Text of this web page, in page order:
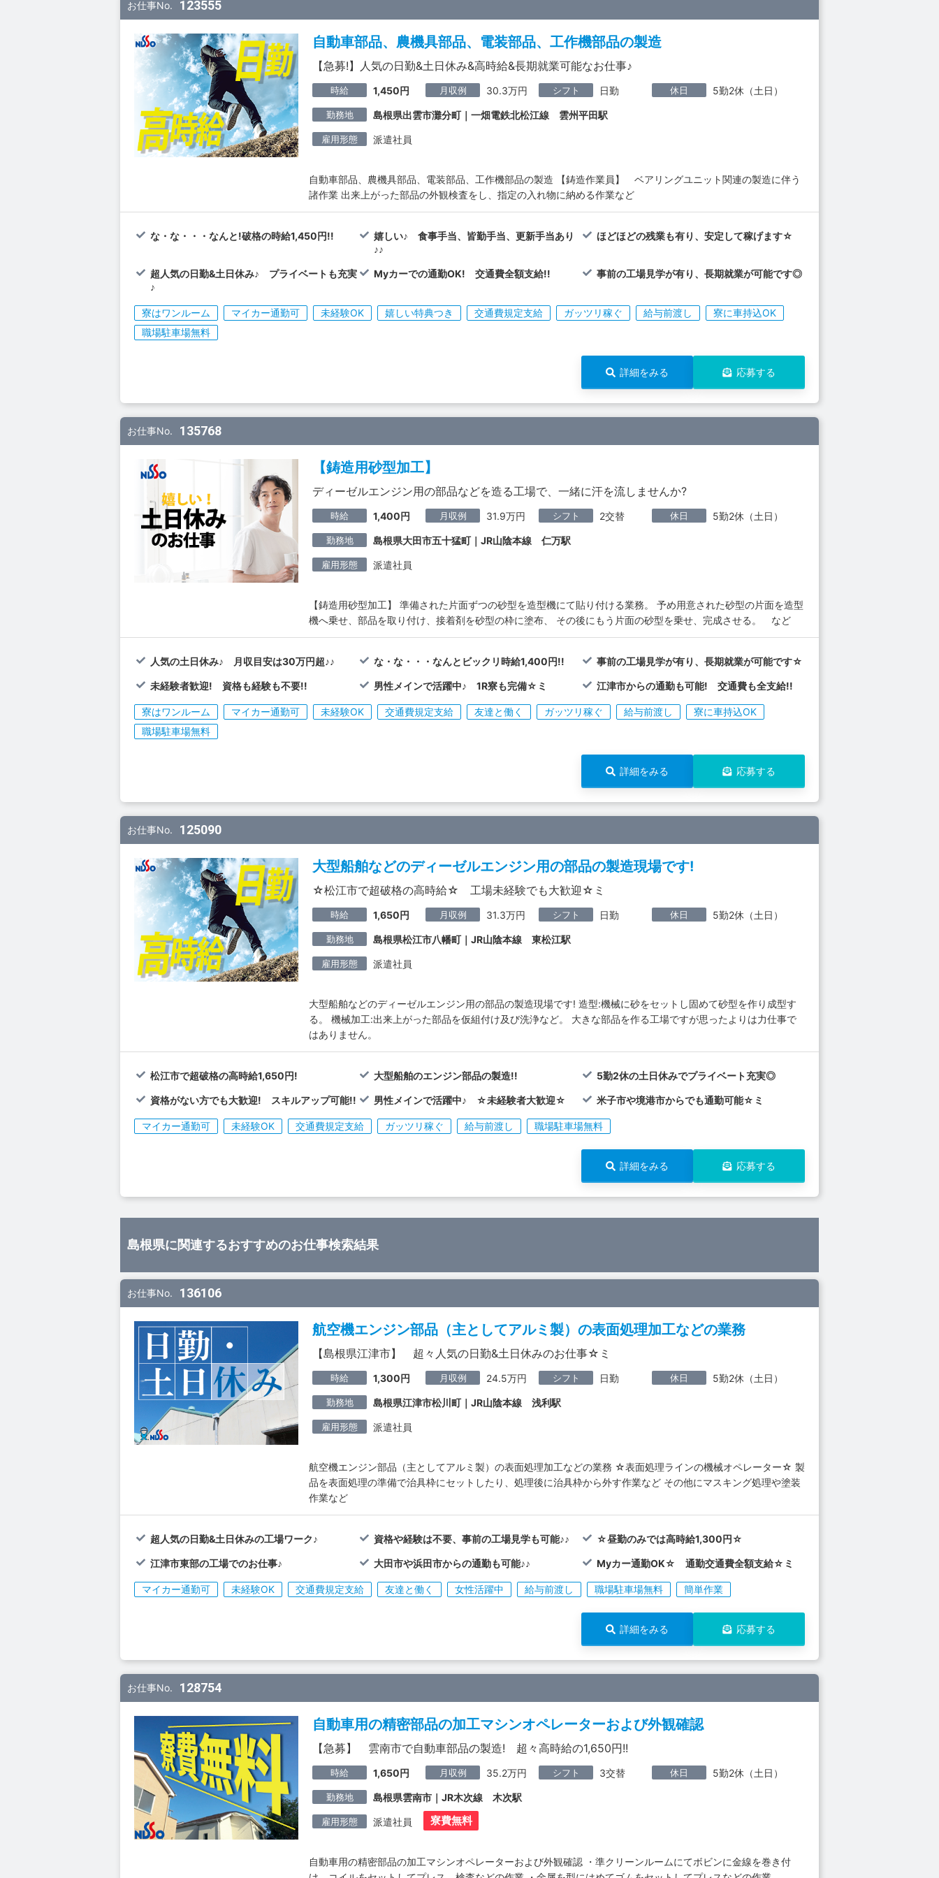
お仕事No. 123555
自動車部品、農機具部品、電装部品、工作機部品の製造
【急募!】人気の日勤&土日休み&高時給&長期就業可能なお仕事♪
時給 1,450円 月収例 30.3万円 シフト 日勤 休日 5勤2休（土日）
勤務地 島根県出雲市灘分町｜一畑電鉄北松江線 雲州平田駅
雇用形態 派遣社員
自動車部品、農機具部品、電装部品、工作機部品の製造 【鋳造作業員】 ベアリングユニット関連の製造に伴う
諸作業 出来上がった部品の外観検査をし、指定の入れ物に納める作業など
な・な・・・なんと!破格の時給1,450円!!
嬉しい♪ 食事手当、皆勤手当、更新手当あり
♪♪
ほどほどの残業も有り、安定して稼げます☆
超人気の日勤&土日休み♪ プライベートも充実
♪
Myカーでの通勤OK! 交通費全額支給!! 事前の工場見学が有り、長期就業が可能です◎
寮はワンルーム マイカー通勤可 未経験OK 嬉しい特典つき 交通費規定支給 ガッツリ稼ぐ 給与前渡し
寮に車持込OK
職場駐車場無料
詳細をみる 応募する
お仕事No. 135768
【鋳造用砂型加工】
ディーゼルエンジン用の部品などを造る工場で、一緒に汗を流しませんか?
時給 1,400円 月収例 31.9万円 シフト 2交替 休日 5勤2休（土日）
勤務地 島根県大田市五十猛町｜JR山陰本線 仁万駅
雇用形態 派遣社員
【鋳造用砂型加工】 準備された片面ずつの砂型を造型機にて貼り付ける業務。 予め用意された砂型の片面を造型
機へ乗せ、部品を取り付け、接着剤を砂型の枠に塗布、 その後にもう片面の砂型を乗せ、完成させる。 など
人気の土日休み♪ 月収目安は30万円超♪♪ な・な・・・なんとビックリ時給1,400円!! 事前の工場見学が有り、長期就業が可能です☆
未経験者歓迎! 資格も経験も不要!! 男性メインで活躍中♪ 1R寮も完備☆ミ 江津市からの通勤も可能! 交通費も全支給!!
寮はワンルーム マイカー通勤可 未経験OK 交通費規定支給 友達と働く ガッツリ稼ぐ 給与前渡し
寮に車持込OK
職場駐車場無料
詳細をみる 応募する
お仕事No. 125090
大型船舶などのディーゼルエンジン用の部品の製造現場です!
☆松江市で超破格の高時給☆ 工場未経験でも大歓迎☆ミ
時給 1,650円 月収例 31.3万円 シフト 日勤 休日 5勤2休（土日）
勤務地 島根県松江市八幡町｜JR山陰本線 東松江駅
雇用形態 派遣社員
大型船舶などのディーゼルエンジン用の部品の製造現場です! 造型:機械に砂をセットし固めて砂型を作り成型す
る。 機械加工:出来上がった部品を仮組付け及び洗浄など。 大きな部品を作る工場ですが思ったよりは力仕事で
はありません。
松江市で超破格の高時給1,650円! 大型船舶のエンジン部品の製造!! 5勤2休の土日休みでプライベート充実◎
資格がない方でも大歓迎! スキルアップ可能!! 男性メインで活躍中♪ ☆未経験者大歓迎☆ 米子市や境港市からでも通勤可能☆ミ
マイカー通勤可 未経験OK 交通費規定支給 ガッツリ稼ぐ 給与前渡し 職場駐車場無料
詳細をみる 応募する
島根県に関連するおすすめのお仕事検索結果
お仕事No. 136106
航空機エンジン部品（主としてアルミ製）の表面処理加工などの業務
【島根県江津市】 超々人気の日勤&土日休みのお仕事☆ミ
時給 1,300円 月収例 24.5万円 シフト 日勤 休日 5勤2休（土日）
勤務地 島根県江津市松川町｜JR山陰本線 浅利駅
雇用形態 派遣社員
航空機エンジン部品（主としてアルミ製）の表面処理加工などの業務 ☆表面処理ラインの機械オペレーター☆ 製
品を表面処理の準備で治具枠にセットしたり、処理後に治具枠から外す作業など その他にマスキング処理や塗装
作業など
超人気の日勤&土日休みの工場ワーク♪ 資格や経験は不要、事前の工場見学も可能♪♪ ☆昼勤のみでは高時給1,300円☆
江津市東部の工場でのお仕事♪ 大田市や浜田市からの通勤も可能♪♪ Myカー通勤OK☆ 通勤交通費全額支給☆ミ
マイカー通勤可 未経験OK 交通費規定支給 友達と働く 女性活躍中 給与前渡し 職場駐車場無料 簡単作業
詳細をみる 応募する
お仕事No. 128754
自動車用の精密部品の加工マシンオペレーターおよび外観確認
【急募】 雲南市で自動車部品の製造! 超々高時給の1,650円!!
時給 1,650円 月収例 35.2万円 シフト 3交替 休日 5勤2休（土日）
勤務地 島根県雲南市｜JR木次線 木次駅
雇用形態 派遣社員 寮費無料
自動車用の精密部品の加工マシンオペレーターおよび外観確認 ・準クリーンルームにてボビンに金線を巻き付